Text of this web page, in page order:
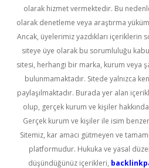
olarak hizmet vermektedir. Bu
olarak denetleme veya araştırma
Ancak, üyelerimiz yazdıkları içeriklerin
siteye üye olarak bu sorumluluğu
sitesi, herhangi bir marka, kurum veya
bulunmamaktadır. Sitede yalnızca
paylaşılmaktadır. Burada yer alan
olup, gerçek kurum ve kişiler
Gerçek kurum ve kişiler ile isim
Sitemiz, kar amacı gütmeyen ve
platformudur. Hukuka ve yasal
düşündüğünüz içerikleri,